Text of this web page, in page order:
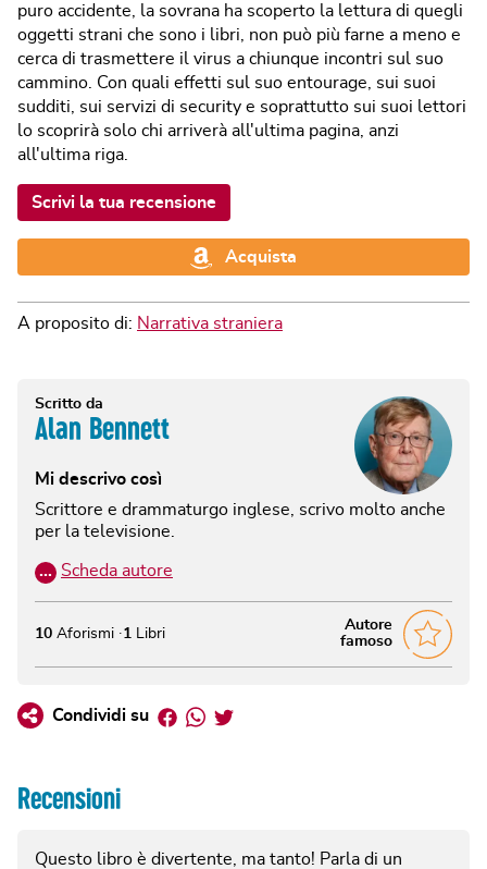
puro accidente, la sovrana ha scoperto la lettura di quegli
oggetti strani che sono i libri, non può più farne a meno e
cerca di trasmettere il virus a chiunque incontri sul suo
cammino. Con quali effetti sul suo entourage, sui suoi
sudditi, sui servizi di security e soprattutto sui suoi lettori
lo scoprirà solo chi arriverà all'ultima pagina, anzi
all'ultima riga.
Scrivi la tua recensione
Acquista
A proposito di: Narrativa straniera
Scritto da
Alan Bennett
Mi descrivo così
Scrittore e drammaturgo inglese, scrivo molto anche
per la televisione.
… Scheda autore
Autore
famoso
10 Aforismi 1 Libri
Condividi su Facebook
Whatsapp
Twitter
Recensioni
Questo libro è divertente, ma tanto! Parla di un